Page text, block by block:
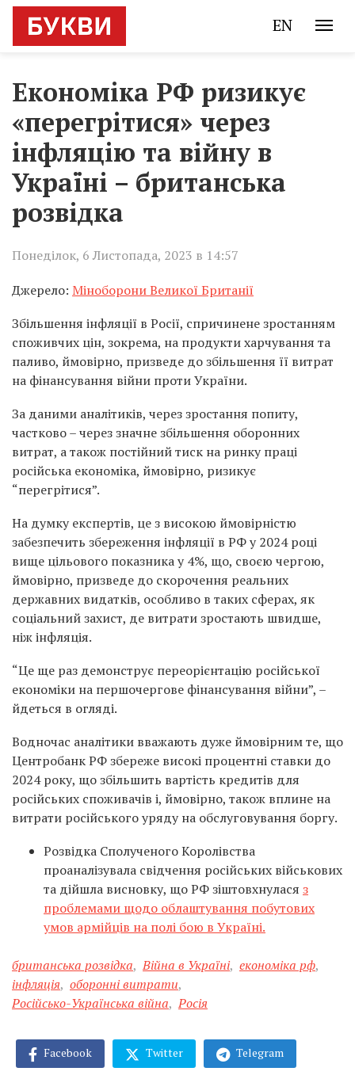
EN
Економіка РФ ризикує
«перегрітися» через
інфляцію та війну в
Україні – британська
розвідка
Понеділок, 6 Листопада, 2023 в 14:57
Джерело: Міноборони Великої Британії
Збільшення інфляції в Росії, спричинене зростанням
споживчих цін, зокрема, на продукти харчування та
паливо, ймовірно, призведе до збільшення її витрат
на фінансування війни проти України.
За даними аналітиків, через зростання попиту,
частково – через значне збільшення оборонних
витрат, а також постійний тиск на ринку праці
російська економіка, ймовірно, ризикує
“перегрітися”.
На думку експертів, це з високою ймовірністю
забезпечить збереження інфляції в РФ у 2024 році
вище цільового показника у 4%, що, своєю чергою,
ймовірно, призведе до скорочення реальних
державних видатків, особливо в таких сферах, як
соціальний захист, де витрати зростають швидше,
ніж інфляція.
“Це ще раз демонструє переорієнтацію російської
економіки на першочергове фінансування війни”, –
йдеться в огляді.
Водночас аналітики вважають дуже ймовірним те, що
Центробанк РФ збереже високі процентні ставки до
2024 року, що збільшить вартість кредитів для
російських споживачів і, ймовірно, також вплине на
витрати російського уряду на обслуговування боргу.
Розвідка Сполученого Королівства
проаналізувала свідчення російських військових
та дійшла висновку, що РФ зіштовхнулася з
проблемами щодо облаштування побутових
умов армійців на полі бою в Україні.
британська розвідка, Війна в Україні, економіка рф,
інфляція, оборонні витрати,
Російсько-Українська війна, Росія
Facebook Twitter Telegram